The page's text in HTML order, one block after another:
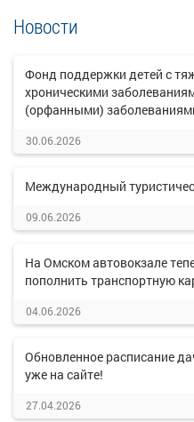
Новости
Фонд поддержки детей с
хроническими
(орфанными)
30.06.2026
Международный
09.06.2026
На Омском автовокзале
пополнить транспортную
04.06.2026
Обновленное расписание
уже на сайте!
27.04.2026